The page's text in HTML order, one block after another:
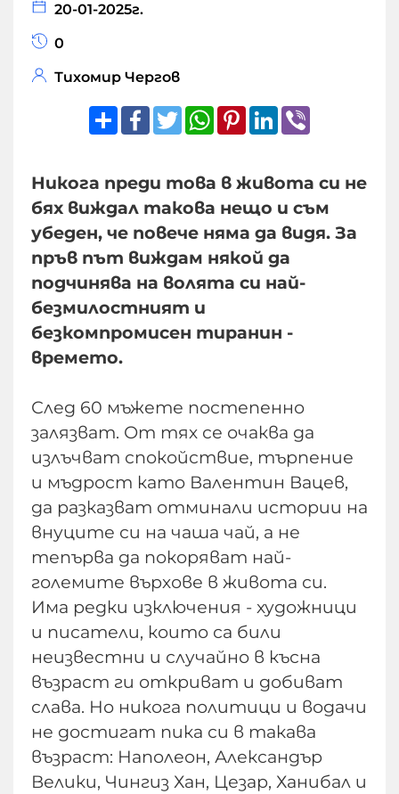
20-01-2025г.
0
Тихомир Чергов
ShareFacebook
TwitterWhatsApp
Pinterest
LinkedIn
Никога преди това в живота си не
бях виждал такова нещо и съм
убеден, че повече няма да видя. За
пръв път виждам някой да
подчинява на волята си най-
безмилостният и
безкомпромисен тиранин -
времето.
След 60 мъжете постепенно
залязват. От тях се очаква да
излъчват спокойствие, търпение
и мъдрост като Валентин Вацев,
да разказват отминали истории на
внуците си на чаша чай, а не
тепърва да покоряват най-
големите върхове в живота си.
Има редки изключения - художници
и писатели, които са били
неизвестни и случайно в късна
възраст ги откриват и добиват
слава. Но никога политици и водачи
не достигат пика си в такава
възраст: Наполеон, Александър
Велики, Чингиз Хан, Цезар, Ханибал и